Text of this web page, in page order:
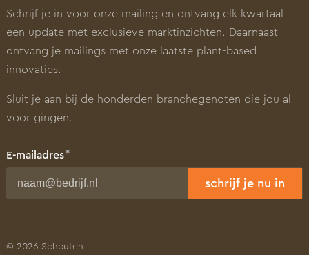
Schrijf je in voor onze mailing en ontvang elk kwartaal
een update met exclusieve marktinzichten. Daarnaast
ontvang je mailings met onze laatste plant-based
innovaties.
Sluit je aan bij de honderden branchegenoten die jou al
voor gingen.
E-mailadres
schrijf je nu in
© 2026 Schouten